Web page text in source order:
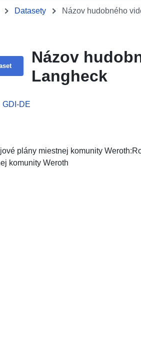
Datasety Názov hudobného
Názov
Langheck
GDI-DE
plány miestnej komunity
komunity Weroth